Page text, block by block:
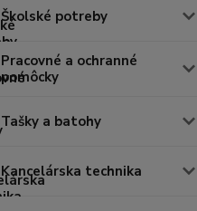
Školské potreby
Pracovné a ochranné
pomôcky
Tašky a batohy
Kancelárska technika